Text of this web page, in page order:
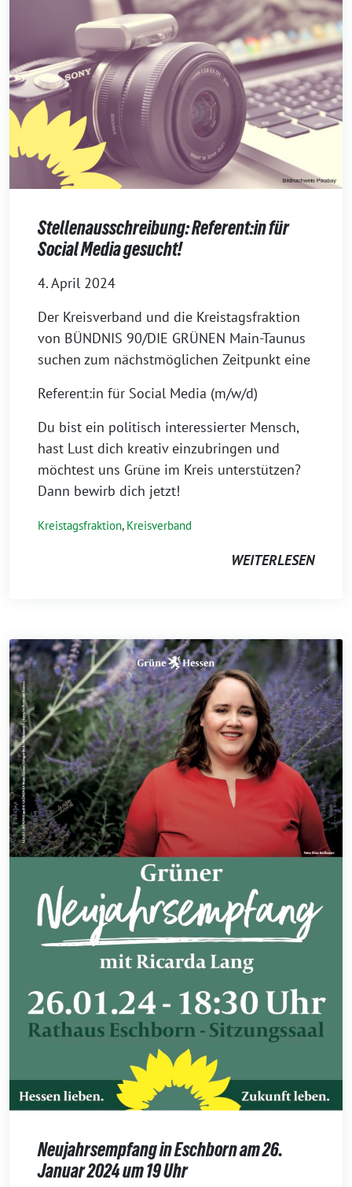
Stellenausschreibung: Referent:in für
Social Media gesucht!
4. April 2024
Der Kreisverband und die Kreistagsfraktion
von BÜNDNIS 90/DIE GRÜNEN Main-Taunus
suchen zum nächstmöglichen Zeitpunkt eine
Referent:in für Social Media (m/w/d)
Du bist ein politisch interessierter Mensch,
hast Lust dich kreativ einzubringen und
möchtest uns Grüne im Kreis unterstützen?
Dann bewirb dich jetzt!
Kreistagsfraktion, Kreisverband
WEITERLESEN
Neujahrsempfang in Eschborn am 26.
Januar 2024 um 19 Uhr